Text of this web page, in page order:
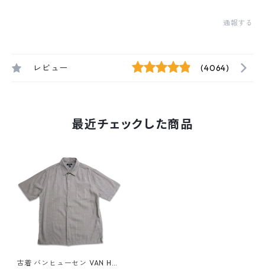
通報する
レビュー (4064)
最近チェックした商品
古着 バンヒューセン VAN HEU